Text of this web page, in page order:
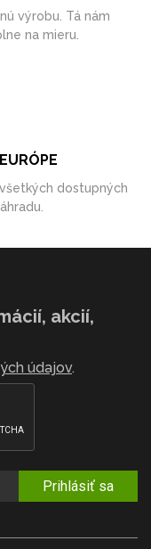
výrobu. Tá nám
na mieru.
dostupných
akcií,
údajov.
Prihlásiť sa